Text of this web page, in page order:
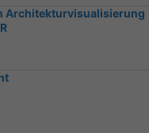
Architekturvisualisierung